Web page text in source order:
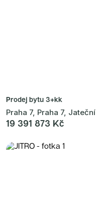
Prodej bytu 3+kk
Praha 7, Praha 7, Jateční
19 391 873 Kč